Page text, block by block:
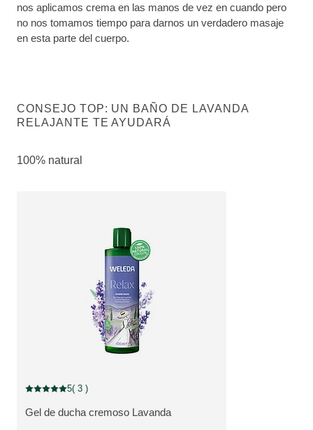
nos aplicamos crema en las manos de vez en cuando pero
no nos tomamos tiempo para darnos un verdadero masaje
en esta parte del cuerpo.
CONSEJO TOP: UN BAÑO DE LAVANDA
RELAJANTE TE AYUDARÁ
100% natural
VER PRODUCTO:
Gel de ducha cremoso Lavanda
Puntuación: 5 / 5 estrellas 3 valoraciones de usuarios
5( 3 )